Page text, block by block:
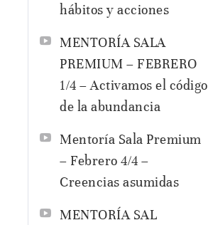
hábitos y acciones
MENTORÍA SALA
PREMIUM – FEBRERO
1/4 – Activamos el código
de la abundancia
Mentoría Sala Premium
– Febrero 4/4 –
Creencias asumidas
MENTORÍA SAL